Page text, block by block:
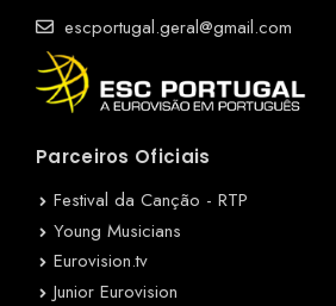
escportugal.geral@gmail.com
Parceiros Oficiais
Festival da Canção - RTP
Young Musicians
Eurovision.tv
Junior Eurovision